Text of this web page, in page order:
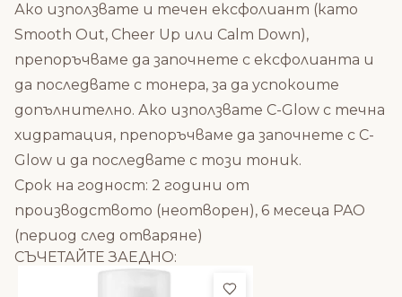
Ако използвате и течен ексфолиант (като
Smooth Out, Cheer Up или Calm Down),
препоръчваме да започнете с ексфолианта и
да последвате с тонера, за да успокоите
допълнително. Ако използвате C-Glow с течна
хидратация, препоръчваме да започнете с C-
Glow и да последвате с този тоник.
Срок на годност: 2 години от
производството (неотворен), 6 месеца PAO
(период след отваряне)
СЪЧЕТАЙТЕ ЗАЕДНО:
Добави в любими